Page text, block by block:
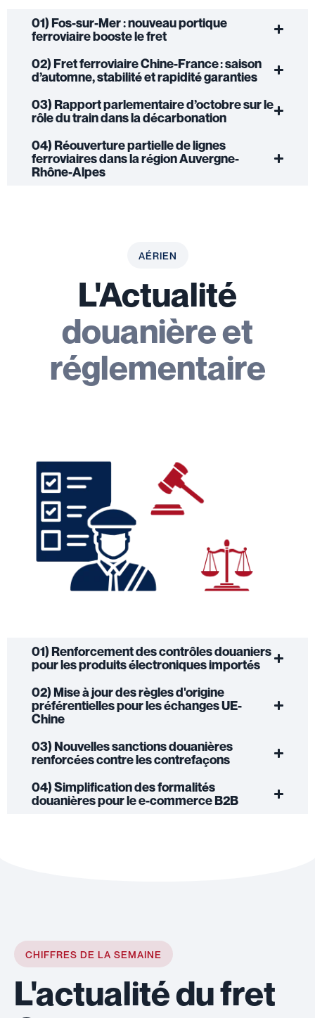
01) Fos-sur-Mer : nouveau portique
ferroviaire booste le fret
02) Fret ferroviaire Chine-France : saison
d’automne, stabilité et rapidité garanties
03) Rapport parlementaire d’octobre sur le
rôle du train dans la décarbonation
04) Réouverture partielle de lignes
ferroviaires dans la région Auvergne-
Rhône-Alpes
AÉRIEN
L'Actualité
douanière et
réglementaire
01) Renforcement des contrôles douaniers
pour les produits électroniques importés
02) Mise à jour des règles d'origine
préférentielles pour les échanges UE-
Chine
03) Nouvelles sanctions douanières
renforcées contre les contrefaçons
04) Simplification des formalités
douanières pour le e-commerce B2B
CHIFFRES DE LA SEMAINE
L'actualité du fret